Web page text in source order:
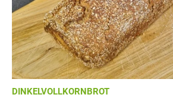
DINKELVOLLKORNBROT